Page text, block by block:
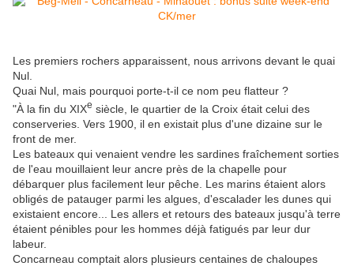
Les premiers rochers apparaissent, nous arrivons devant le quai
Nul.
Quai Nul, mais pourquoi porte-t-il ce nom peu flatteur ?
"À la fin du XIXe siècle, le quartier de la Croix était celui des
conserveries. Vers 1900, il en existait plus d'une dizaine sur le
front de mer.
Les bateaux qui venaient vendre les sardines fraîchement sorties
de l'eau mouillaient leur ancre près de la chapelle pour
débarquer plus facilement leur pêche. Les marins étaient alors
obligés de patauger parmi les algues, d'escalader les dunes qui
existaient encore... Les allers et retours des bateaux jusqu'à terre
étaient pénibles pour les hommes déjà fatigués par leur dur
labeur.
Concarneau comptait alors plusieurs centaines de chaloupes